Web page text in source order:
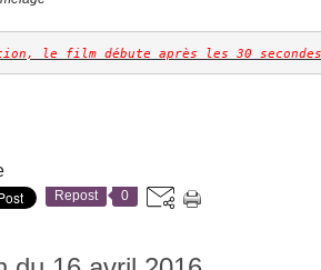
le film débute après les 30
Repost 0